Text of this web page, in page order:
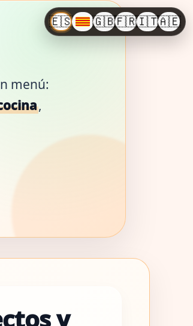
menú:
,
y
🇪🇸 🇬🇧🇫🇷🇮🇹🇦🇪